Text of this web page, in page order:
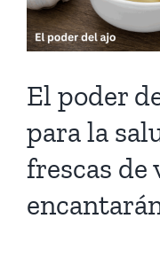
El poder
para la
frescas de